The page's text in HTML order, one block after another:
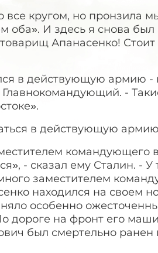
кругом, но пронзила
оба». И здесь я снова
Апанасенко! Стоит
в действующую армию -
-
в действующую армию
командующего
- сказал ему Сталин. -
заместителем
находился на своем
особенно
дороге на фронт его
был смертельно ранен